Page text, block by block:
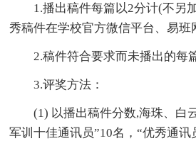
1.播出稿件每篇以2分计(不另
秀稿件在学校官方微信平台、易班
2.稿件符合要求而未播出的每篇
3.评奖方法：
(1) 以播出稿件分数,海珠、白
军训十佳通讯员”10名，“优秀通讯